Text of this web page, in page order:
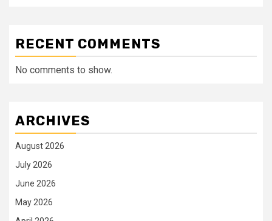
RECENT COMMENTS
No comments to show.
ARCHIVES
August 2026
July 2026
June 2026
May 2026